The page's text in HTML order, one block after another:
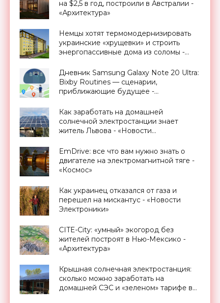
на $2,5 в год, построили в Австралии -
«Архитектура»
Немцы хотят термомодернизировать
украинские «хрущевки» и строить
энергопассивные дома из соломы -
Дневник Samsung Galaxy Note 20 Ultra:
Bixby Routines — сценарии,
приближающие будущее -
Как заработать на домашней
солнечной электростанции знает
житель Львова - «Новости
EmDrive: все что вам нужно знать о
двигателе на электромагнитной тяге -
«Космос»
Как украинец отказался от газа и
перешел на мискантус - «Новости
Электроники»
CITE-City: «умный» экогород без
жителей построят в Нью-Мексико -
«Архитектура»
Крышная солнечная электростанция:
сколько можно заработать на
домашней СЭС и «зеленом» тарифе в